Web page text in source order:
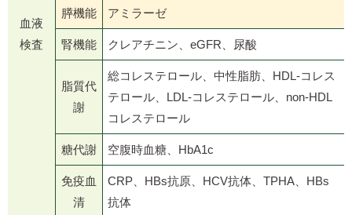
血液
検査
膵機能 アミラーゼ
腎機能 クレアチニン、eGFR、尿酸
脂質代
謝
総コレステロール、中性脂肪、HDL-コレス
テロール、LDL-コレステロール、non-HDL
コレステロール
糖代謝 空腹時血糖、HbA1c
免疫血
清
CRP、HBs抗原、HCV抗体、TPHA、HBs
抗体